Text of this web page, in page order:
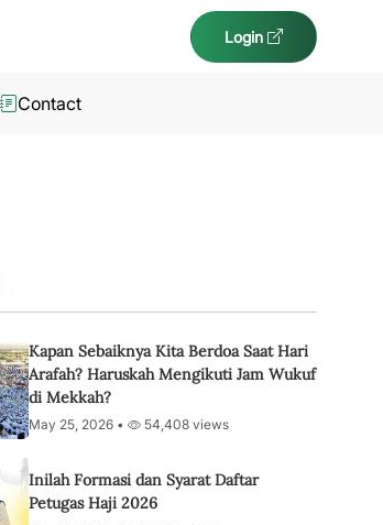
Login
Contact
Kapan Sebaiknya Kita Berdoa Saat Hari
Arafah? Haruskah Mengikuti Jam Wukuf
di Mekkah?
May 25, 2026 • 54,408 views
Inilah Formasi dan Syarat Daftar
Petugas Haji 2026